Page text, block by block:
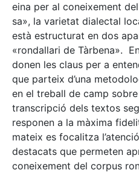
eina per al coneixement
sa», la varietat dialectal
està estructurat en dos
«rondallari de Tàrbena».
donen les claus per a
que parteix d’una
en el treball de camp
transcripció dels textos
responen a la màxima
mateix es focalitza
destacats que permeten
coneixement del corpus